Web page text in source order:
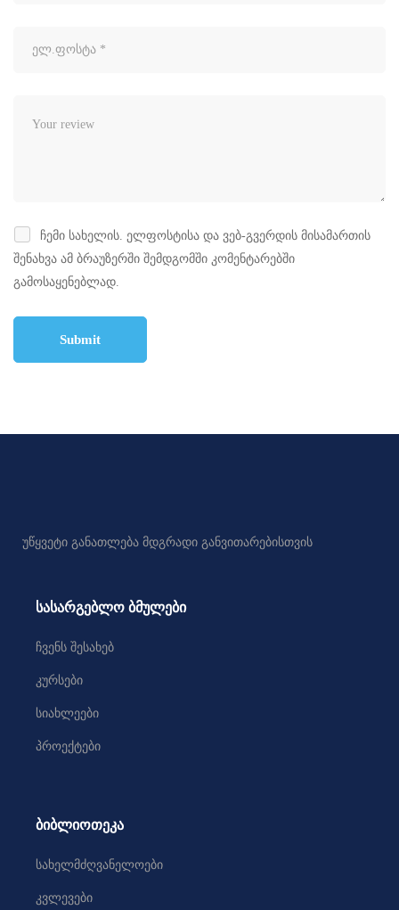
ჩემი სახელის. ელფოსტისა და ვებ-გვერდის მისამართის
შენახვა ამ ბრაუზერში შემდგომში კომენტარებში
გამოსაყენებლად.
უწყვეტი განათლება მდგრადი განვითარებისთვის
სასარგებლო ბმულები
ჩვენს შესახებ
კურსები
სიახლეები
პროექტები
ბიბლიოთეკა
სახელმძღვანელოები
კვლევები